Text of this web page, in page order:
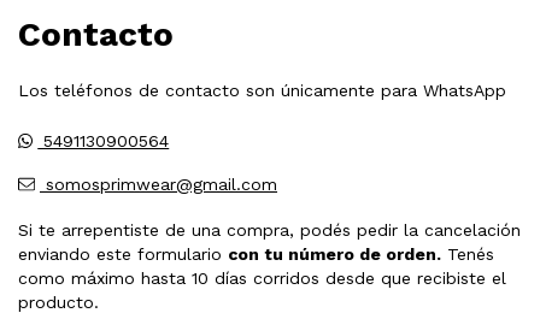
Contacto
Los teléfonos de contacto son únicamente para WhatsApp
5491130900564
somosprimwear@gmail.com
Si te arrepentiste de una compra, podés pedir la cancelación
enviando este formulario con tu número de orden. Tenés
como máximo hasta 10 días corridos desde que recibiste el
producto.